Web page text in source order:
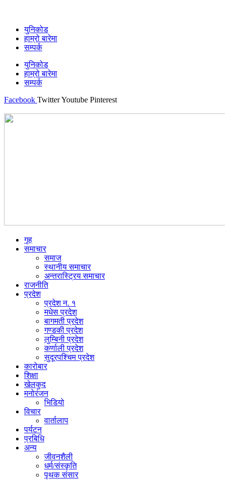
युनिकोड
हाम्रो बारेमा
सम्पर्क
युनिकोड
हाम्रो बारेमा
सम्पर्क
Facebook TwitterYoutube Pinterest
गृह
समाचार
समाज
स्थानीय समाचार
अन्तरास्ट्रिय समाचार
राजनीति
प्रदेश
प्रदेश न. १
मधेस प्रदेश
बागमती प्रदेश
गण्डकी प्रदेश
लुम्बिनी प्रदेश
कर्णाली प्रदेश
सुदूरपश्चिम प्रदेश
कारोबार
शिक्षा
खेलकुद
मनोरंजन
भिडियो
विचार
वार्तालाप
पर्यटन
प्रबिधि
अन्य
जीवनशैली
धर्म/संस्कृति
पृथक संसार